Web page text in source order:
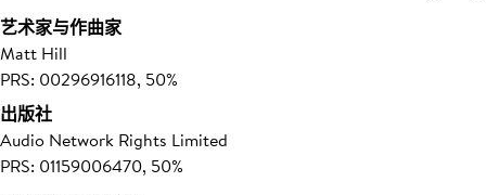
艺术家与作曲家
Matt Hill
PRS: 00296916118, 50%
出版社
Audio Network Rights Limited
PRS: 01159006470, 50%